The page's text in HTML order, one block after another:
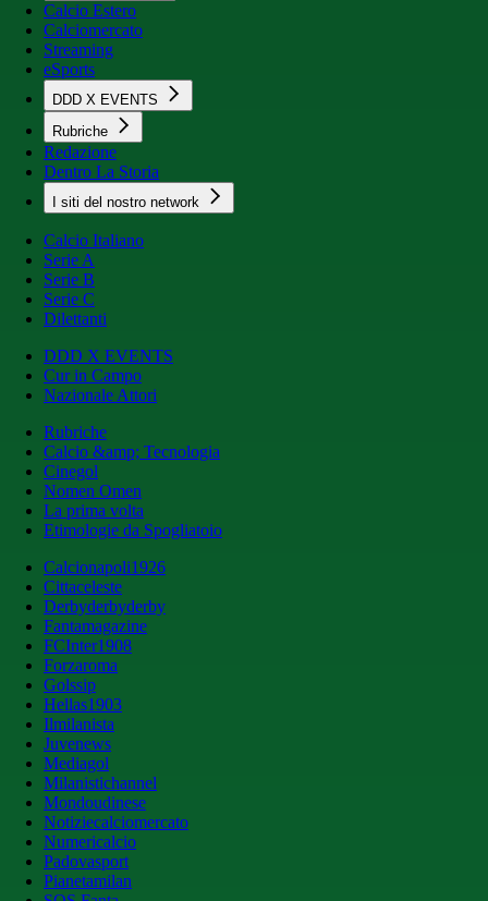
Calcio Estero
Calciomercato
Streaming
eSports
DDD X EVENTS
Rubriche
Redazione
Dentro La Storia
I siti del nostro network
Calcio Italiano
Serie A
Serie B
Serie C
Dilettanti
DDD X EVENTS
Cur in Campo
Nazionale Attori
Rubriche
Calcio &amp; Tecnologia
Cinegol
Nomen Omen
La prima volta
Etimologie da Spogliatoio
Calcionapoli1926
Cittaceleste
Derbyderbyderby
Fantamagazine
FCInter1908
Forzaroma
Golssip
Hellas1903
Ilmilanista
Juvenews
Mediagol
Milanistichannel
Mondoudinese
Notiziecalciomercato
Numericalcio
Padovasport
Pianetamilan